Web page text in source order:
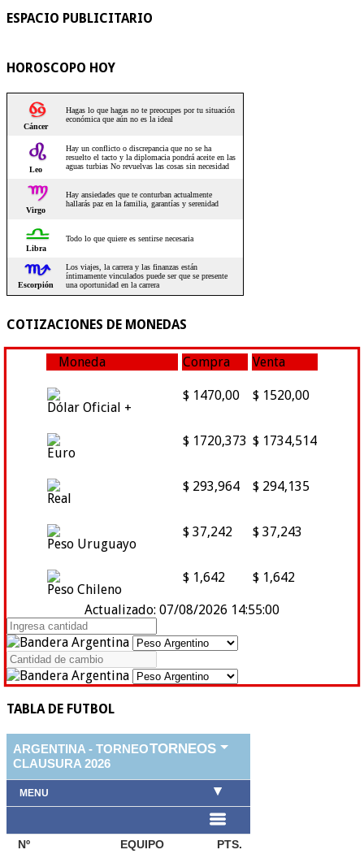
ESPACIO PUBLICITARIO
HOROSCOPO HOY
COTIZACIONES DE MONEDAS
Moneda Compra Venta
Dólar Oficial +
$ 1470,00 $ 1520,00
Euro
$ 1720,373 $ 1734,514
Real
$ 293,964 $ 294,135
Peso Uruguayo
$ 37,242 $ 37,243
Peso Chileno
$ 1,642 $ 1,642
Actualizado: 07/08/2026 14:55:00
TABLA DE FUTBOL